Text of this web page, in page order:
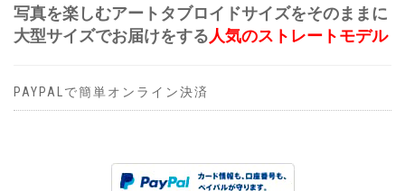
写真を楽しむアートタブロイドサイズをそのままに
大型サイズでお届けをする人気のストレートモデル
PAYPALで簡単オンライン決済